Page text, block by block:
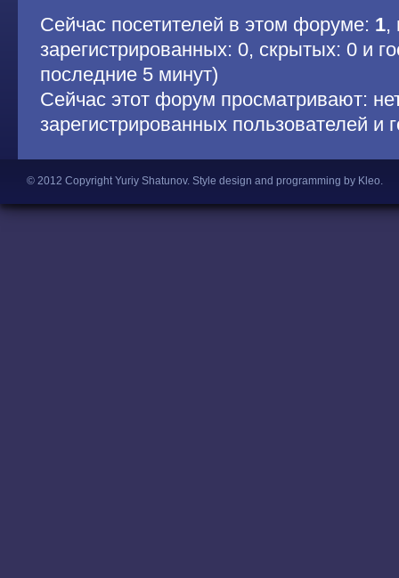
Сейчас посетителей в этом форуме: 1,
зарегистрированных: 0, скрытых: 0 и
последние 5 минут)
Сейчас этот форум просматривают:
зарегистрированных пользователей и
© 2012 Copyright Yuriy Shatunov. Style design and programming by Kleo.